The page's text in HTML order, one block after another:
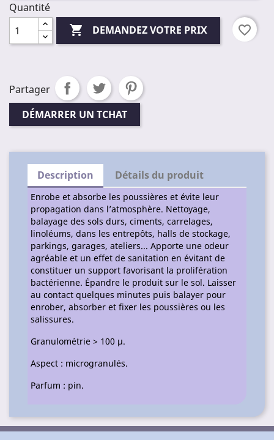
Quantité
 DEMANDEZ VOTRE PRIX favorite_border
Partager
DÉMARRER UN TCHAT
Description Détails du produit
Enrobe et absorbe les poussières et évite leur
propagation dans l’atmosphère. Nettoyage,
balayage des sols durs, ciments, carrelages,
linoléums, dans les entrepôts, halls de stockage,
parkings, garages, ateliers... Apporte une odeur
agréable et un effet de sanitation en évitant de
constituer un support favorisant la prolifération
bactérienne. Épandre le produit sur le sol. Laisser
au contact quelques minutes puis balayer pour
enrober, absorber et fixer les poussières ou les
salissures.
Granulométrie > 100 μ.
Aspect : microgranulés.
Parfum : pin.